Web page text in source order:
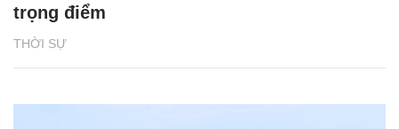
THỜI SỰ
trọng điểm